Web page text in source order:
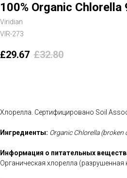
100% Organic Chlorella
Viridian
VIR-273
£29.67 £32.80
Хлорелла. Сертифицировано Soil
Ингредиенты: Organic Chlorella
Информация о питательных
Органическая хлорелла (разрушенная